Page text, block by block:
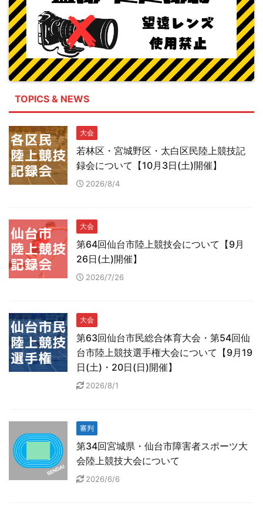
TOPICS & NEWS
大会
若林区・宮城野区・太白区民陸上競技記
録会について【10月3日(土)開催】
2026/8/4
大会
第64回仙台市陸上競技会について【9月
26日(土)開催】
2026/7/26
大会
第63回仙台市民総合体育大会・第54回仙
台市陸上競技選手権大会について【9月19
日(土)・20日(日)開催】
2026/8/1
審判
第34回宮城県・仙台市障害者スポーツ大
会陸上競技大会について
2026/6/6